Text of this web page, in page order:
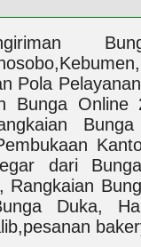
Pola
Bunga
dari
Rangkaian
Duka,